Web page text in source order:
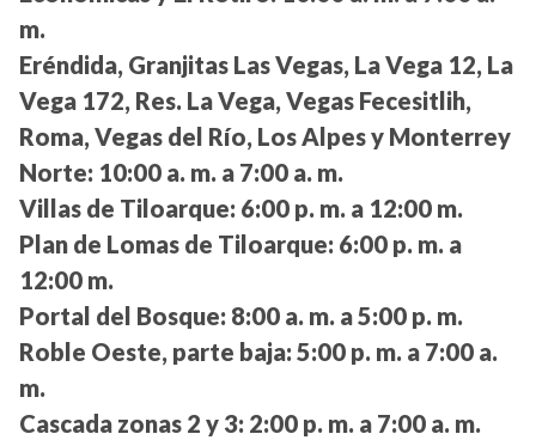
m.
Eréndida, Granjitas Las Vegas, La Vega 12, La
Vega 172, Res. La Vega, Vegas Fecesitlih,
Roma, Vegas del Río, Los Alpes y Monterrey
Norte: 10:00 a. m. a 7:00 a. m.
Villas de Tiloarque: 6:00 p. m. a 12:00 m.
Plan de Lomas de Tiloarque: 6:00 p. m. a
12:00 m.
Portal del Bosque: 8:00 a. m. a 5:00 p. m.
Roble Oeste, parte baja: 5:00 p. m. a 7:00 a.
m.
Cascada zonas 2 y 3: 2:00 p. m. a 7:00 a. m.